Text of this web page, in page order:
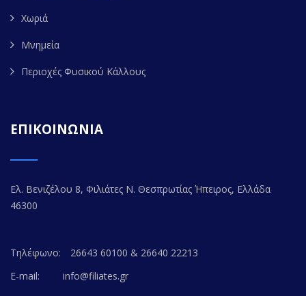
Χωριά
Μνημεία
Περιοχές Φυσικού Κάλλους
ΕΠΙΚΟΙΝΩΝΙΑ
Ελ. Βενιζέλου 8, Φιλιάτες Ν. Θεσπρωτίας Ήπειρος, Ελλάδα
46300
Τηλέφωνο:
26643 60100 & 26640 22213
E-mail:
info@filiates.gr